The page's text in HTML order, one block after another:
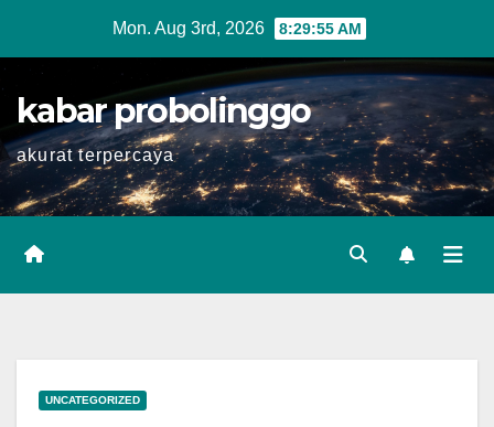
Mon. Aug 3rd, 2026 8:29:55 AM
kabar probolinggo
akurat terpercaya
UNCATEGORIZED